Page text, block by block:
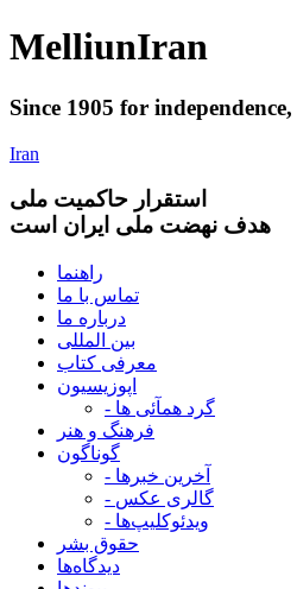
MelliunIran
Since 1905 for independence,
Iran
استقرار حاکميت ملی
هدف نهضت ملی ایران است
راهنما
تماس با ما
درباره ما
بین المللی
معرفی کتاب
اپوزیسیون
- گرد همآئی ها
فرهنگ و هنر
گوناگون
- آخرین خبرها
- گالری عکس
- ویدئوکلیپ‌ها
حقوق بشر
دیدگاه‌ها